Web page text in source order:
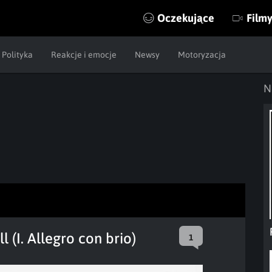
Oczekujące Filmy
Polityka Reakcje i emocje Newsy Motoryzacja
(I. Allegro con brio) 1